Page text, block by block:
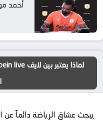
أحمد
يبحث عشاق الرياضة دائماً